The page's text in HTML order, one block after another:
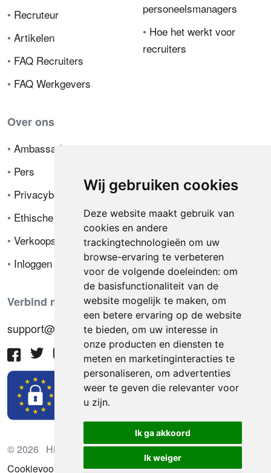
Wij gebruiken cookies
Deze website maakt gebruik van
cookies en andere
trackingtechnologieën om uw
browse-ervaring te verbeteren
voor de volgende doeleinden: om
de basisfunctionaliteit van de
website mogelijk te maken, om
een betere ervaring op de website
te bieden, om uw interesse in
onze producten en diensten te
meten en marketinginteracties te
personaliseren, om advertenties
weer te geven die relevanter voor
u zijn.
Ik ga akkoord
Ik weiger
• Recruteur
• Artikelen
• FAQ Recruiters
• FAQ Werkgevers
personeelsmanagers
• Hoe het werkt voor
recruiters
Over ons
• Ambassador
• Pers
• Privacybeleid
• Ethische code
• Verkoopsvoorwaarden
• Inloggen
Verbind met ons
support@hiringnotes.com
© 2026 Hiring Notes. Internationaal wervingsplatform
Cookievoorkeuren bijwerken